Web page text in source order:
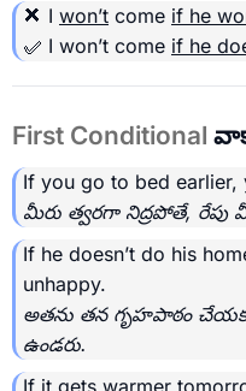
❌ I won’t come if he
✅ I won’t come if he
First Conditional
If you go to bed
మీరు త్వరగా నిద్రపోతే, రేపు
If he doesn’t do his
unhappy.
అతను తన గృహపాఠం
ఉండరు.
If it gets warmer